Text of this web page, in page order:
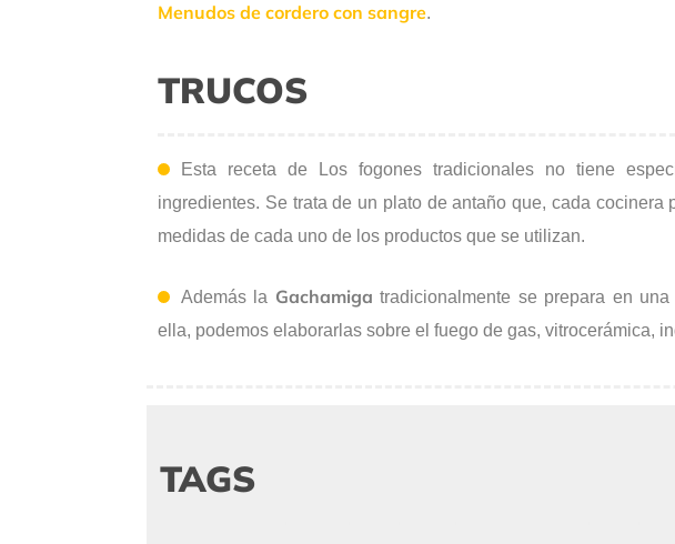
Menudos de cordero con sangre.
TRUCOS
Esta receta de Los fogones tradicionales no tiene
ingredientes. Se trata de un plato de antaño que, cada
medidas de cada uno de los productos que se utilizan.
Además la Gachamiga tradicionalmente se prepara en
ella, podemos elaborarlas sobre el fuego de gas, vitrocerámica,
TAGS